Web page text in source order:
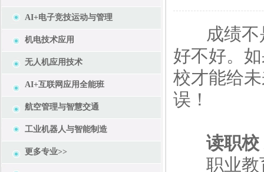
AI+电子竞技运动与管理
机电技术应用
无人机应用技术
AI+互联网应用全能班
航空管理与智慧交通
工业机器人与智能制造
更多专业>>
成绩不是
好不好。
校才能给
误！
读职校
职业教育